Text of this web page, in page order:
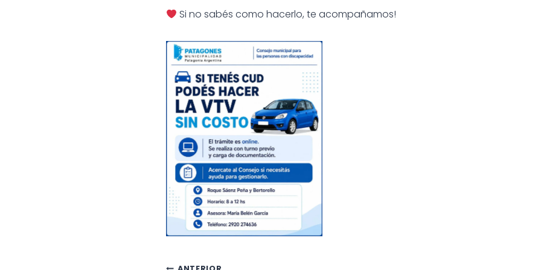
Si no sabés como hacerlo, te acompañamos!